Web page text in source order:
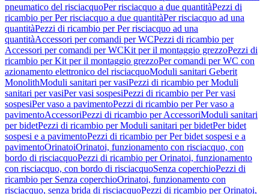
pneumatico del risciacquoPer risciacquo a due quantitàPezzi di
ricambio per Per risciacquo a due quantitàPer risciacquo ad una
quantitàPezzi di ricambio per Per risciacquo ad una
quantitàAccessori per comandi per WCPezzi di ricambio per
Accessori per comandi per WCKit per il montaggio grezzoPezzi di
ricambio per Kit per il montaggio grezzoPer comandi per WC con
azionamento elettronico del risciacquoModuli sanitari Geberit
MonolithModuli sanitari per vasiPezzi di ricambio per Moduli
sanitari per vasiPer vasi sospesiPezzi di ricambio per Per vasi
sospesiPer vaso a pavimentoPezzi di ricambio per Per vaso a
pavimentoAccessoriPezzi di ricambio per AccessoriModuli sanitari
per bidetPezzi di ricambio per Moduli sanitari per bidetPer bidet
sospesi e a pavimentoPezzi di ricambio per Per bidet sospesi e a
pavimentoOrinatoiOrinatoi, funzionamento con risciacquo, con
bordo di risciacquoPezzi di ricambio per Orinatoi, funzionamento
con risciacquo, con bordo di risciacquoSenza coperchioPezzi di
ricambio per Senza coperchioOrinatoi, funzionamento con
risciacquo, senza brida di risciacquoPezzi di ricambio per Orinatoi,